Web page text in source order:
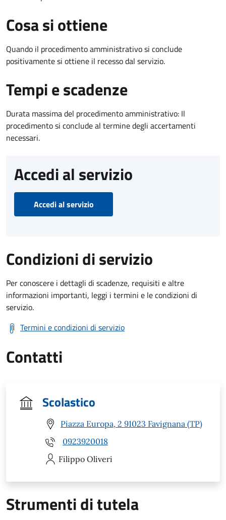
Cosa si ottiene
Quando il procedimento amministrativo si conclude
positivamente si ottiene il recesso dal servizio.
Tempi e scadenze
Durata massima del procedimento amministrativo: Il
procedimento si conclude al termine degli accertamenti
necessari.
Accedi al servizio
Accedi al servizio
Condizioni di servizio
Per conoscere i dettagli di scadenze, requisiti e altre
informazioni importanti, leggi i termini e le condizioni di
servizio.
Termini e condizioni di servizio
Contatti
Scolastico
Piazza Europa, 2 91023 Favignana (TP)
0923920018
Filippo Oliveri
Strumenti di tutela